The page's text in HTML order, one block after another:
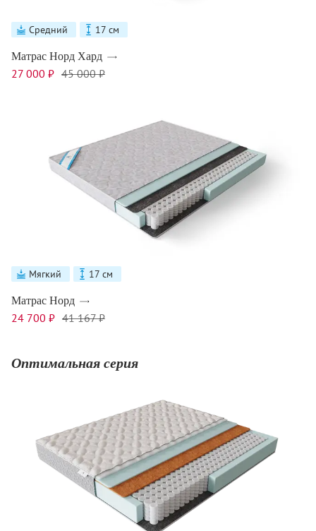
Средний 17 см
Матрас Норд Хард
27 000 ₽ 45 000 ₽
Мягкий 17 см
Матрас Норд
24 700 ₽ 41 167 ₽
Оптимальная серия